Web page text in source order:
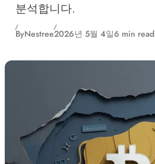
분석합니다.
ByNestree2026년 5월 4일6 min read